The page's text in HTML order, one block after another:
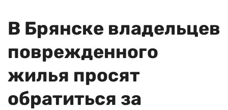
В Брянске владельцев
поврежденного
жилья просят
обратиться за